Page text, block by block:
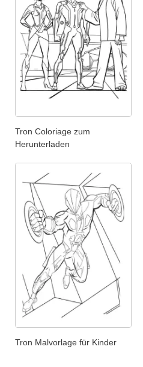
Tron Coloriage zum
Herunterladen
Tron Malvorlage für Kinder